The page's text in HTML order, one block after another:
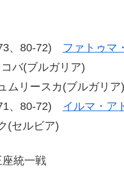
、80-72) ファトゥマ
バ(ブルガリア)
リースカ(ブルガリア)
、80-72) イルマ・ア
(セルビア)
統一戦